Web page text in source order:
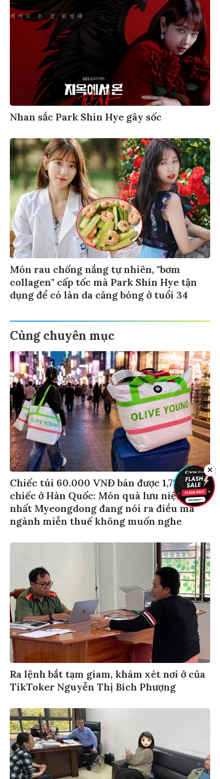
Nhan sắc Park Shin Hye gây sốc
Món rau chống nắng tự nhiên, "bơm
collagen" cấp tốc mà Park Shin Hye tận
dụng để có làn da căng bóng ở tuổi 34
Cùng chuyên mục
Chiếc túi 60.000 VNĐ bán được 1,78 triệu
chiếc ở Hàn Quốc: Món quà lưu niệm rẻ
nhất Myeongdong đang nói ra điều mà
ngành miễn thuế không muốn nghe
Ra lệnh bắt tạm giam, khám xét nơi ở của
TikToker Nguyễn Thị Bích Phượng
✕